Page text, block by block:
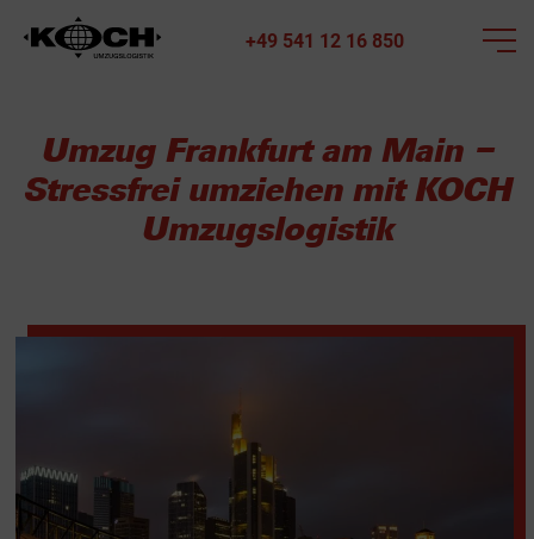
+49 541 12 16 850
Umzug Frankfurt am Main –
Stressfrei umziehen mit KOCH
Umzugslogistik